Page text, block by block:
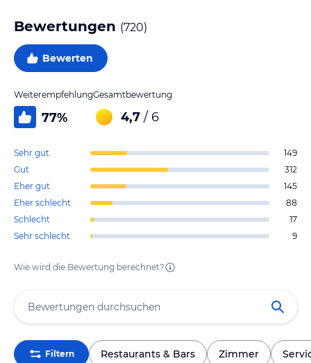
Bewertungen (720)
Bewerten
Weiterempfehlung
77%
Gesamtbewertung
4,7 / 6
Sehr gut
149
Gut
312
Eher gut
145
Eher schlecht
88
Schlecht
17
Sehr schlecht
9
Wie wird die Bewertung berechnet?
Filtern Restaurants & Bars Zimmer